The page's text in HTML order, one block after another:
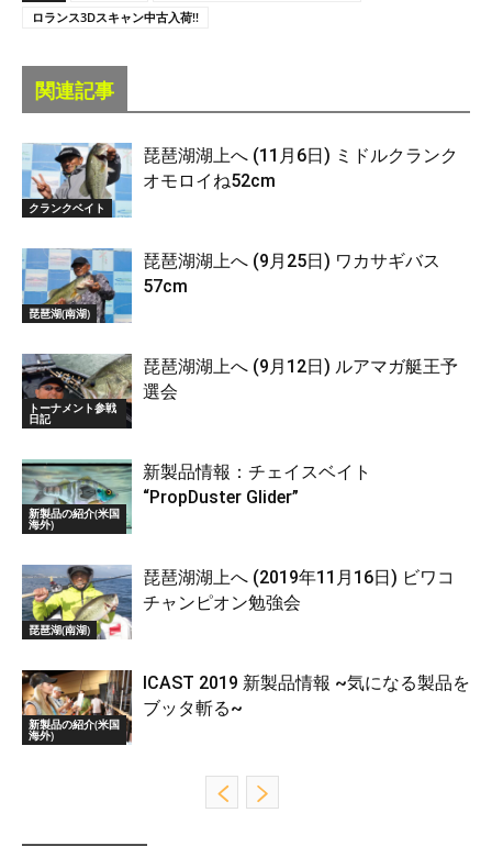
ロランス3Dスキャン中古入荷!!
関連記事
クランクベイト
琵琶湖湖上へ (11月6日) ミドルクランク
オモロイね52cm
琵琶湖(南湖)
琵琶湖湖上へ (9月25日) ワカサギバス
57cm
トーナメント参戦
日記
琵琶湖湖上へ (9月12日) ルアマガ艇王予
選会
新製品の紹介(米国
海外)
新製品情報：チェイスベイト
“PropDuster Glider”
琵琶湖(南湖)
琵琶湖湖上へ (2019年11月16日) ビワコ
チャンピオン勉強会
新製品の紹介(米国
海外)
ICAST 2019 新製品情報 ~気になる製品を
ブッタ斬る~